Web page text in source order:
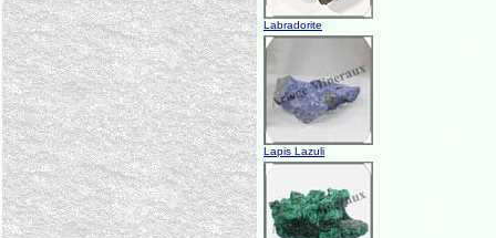
Labradorite
Lapis Lazuli